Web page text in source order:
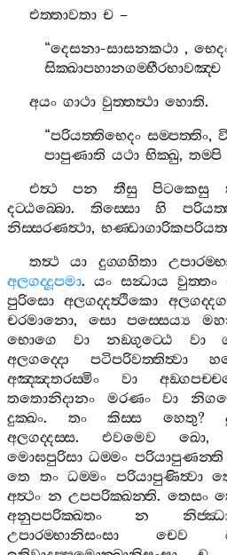
එත‍්තාවතා ච–
“දෙසනා-සාසනකථා ,
සික‍්ඛාපහානගම‍්භීරභාවඤ‍්ච
අයං ගාථා වුත‍්තත්‍ථා හොති.
“පරියත‍්තිභෙදං සම‍්පත‍්තිං,
පාපුණාති යථා භික‍්ඛු,තම‍්පි
එත්‍ථ
පන තීසු පිටකෙසු
දට‍්ඨබ‍්බො. තිස‍්සො හි
නිස‍්සරණත්‍ථා,
තත්‍ථ
යා දුග‍්ගහිතා
අලගද‍්දූපමා. යං සන්‍ධාය වුත‍්තං
පුරිසො අලගද‍්දත්‍ථිකො
චරමානො, සො පස‍්සෙය්‍ය
භොගෙ
වා නඞ‍්ගුට‍්ඨෙ වා
අලගද‍්දො
පටිපරිවත‍්තිත්‍වා
අඤ‍්ඤතරස‍්මිං
වා
තතොනිදානං
මරණං වා
දුක‍්ඛං. තං කිස‍්ස හෙතු?
අලගද‍්දස‍්ස. එවමෙව ඛො
මොඝපුරිසා ධම‍්මං පරියාපුණන‍්ති
තෙ
තං ධම‍්මං පරියාපුණිත්‍වා
අත්‍ථං න උපපරික‍්ඛන‍්ති. තෙසං
අනුපපරික‍්ඛතං
න
උපාරම‍්භානිසංසා
චෙව